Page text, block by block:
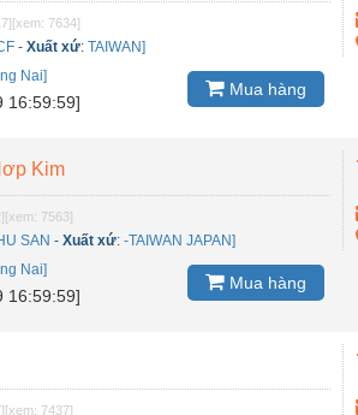
[xem: 7634]
-Xuất xứ:TAIWAN]
Nai]
16:59:59]
Mua hàng
Kim
[xem: 7563]
SAN -Xuất xứ:-TAIWAN JAPAN]
Nai]
16:59:59]
Mua hàng
[xem: 7437]